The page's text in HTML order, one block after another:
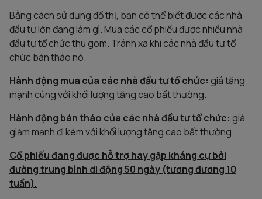
Bằng cách sử dụng đồ thị, bạn có thể biết được các nhà
đầu tư lớn đang làm gì. Mua các cổ phiếu được nhiều nhà
đầu tư tổ chức thu gom. Tránh xa khi các nhà đầu tư tổ
chức bán tháo nó.
Hành động mua của các nhà đầu tư tổ chức: giá tăng
mạnh cùng với khối lượng tăng cao bất thường.
Hành động bán tháo của các nhà đầu tư tổ chức: giá
giảm mạnh đi kèm với khối lượng tăng cao bất thường.
Cổ phiếu đang được hỗ trợ hay gặp kháng cự bởi
đường trung bình di động 50 ngày (tương đương 10
tuần).